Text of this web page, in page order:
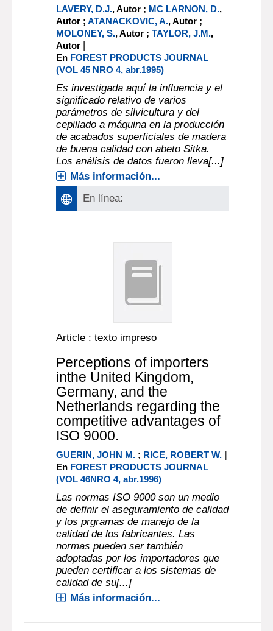
LAVERY, D.J., Autor ; MC LARNON, D.,
Autor ;ATANACKOVIC, A., Autor ;
MOLONEY, S., Autor ;TAYLOR, J.M.,
Autor |
En FOREST PRODUCTS JOURNAL
(VOL 45 NRO 4, abr.1995)
Es investigada aquí la influencia y el
significado relativo de varios
parámetros de silvicultura y del
cepillado a máquina en la producción
de acabados superficiales de madera
de buena calidad con abeto Sitka.
Los análisis de datos fueron lleva[...]
Más información...
En línea:
Article : texto impreso
Perceptions of importers
inthe United Kingdom,
Germany, and the
Netherlands regarding the
competitive advantages of
ISO 9000.
GUERIN, JOHN M. ; RICE, ROBERT W. |
En FOREST PRODUCTS JOURNAL
(VOL 46NRO 4, abr.1996)
Las normas ISO 9000 son un medio
de definir el aseguramiento de calidad
y los prgramas de manejo de la
calidad de los fabricantes. Las
normas pueden ser también
adoptadas por los importadores que
pueden certificar a los sistemas de
calidad de su[...]
Más información...